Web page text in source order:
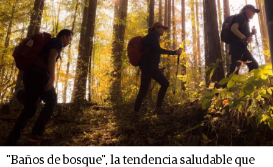
"Baños de bosque", la tendencia saludable que